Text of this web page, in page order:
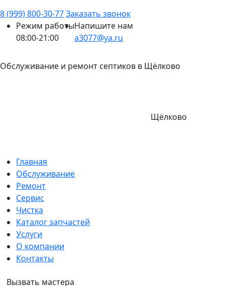
8 (999) 800-30-77Заказать звонок
Режим работы
08:00-21:00
Напишите нам
a3077@ya.ru
Обслуживание и ремонт септиков в Щёлково
Щёлково
Главная
Обслуживание
Ремонт
Сервис
Чистка
Каталог запчастей
Услуги
О компании
Контакты
Вызвать мастера